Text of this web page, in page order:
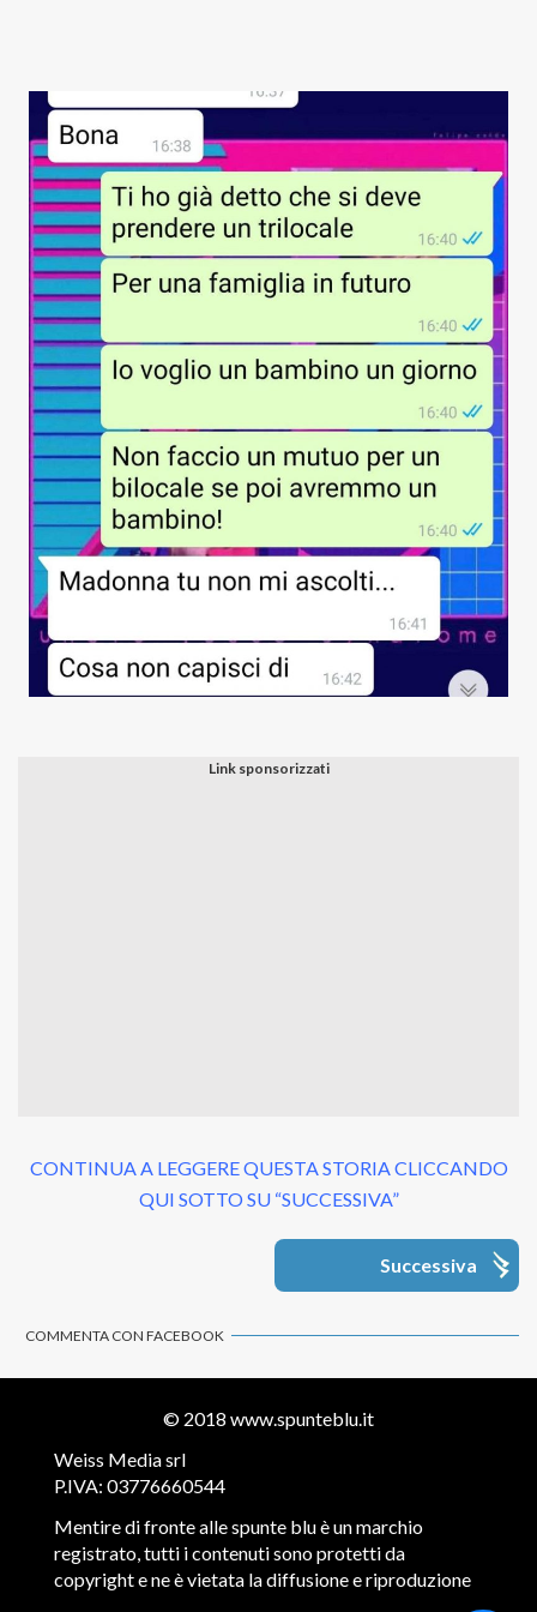
CONTINUA A LEGGERE QUESTA STORIA CLICCANDO
QUI SOTTO SU “SUCCESSIVA”
Successiva
COMMENTA CON FACEBOOK
© 2018 www.spunteblu.it
Weiss Media srl
P.IVA: 03776660544
Mentire di fronte alle spunte blu è un marchio
registrato, tutti i contenuti sono protetti da
copyright e ne è vietata la diffusione e riproduzione